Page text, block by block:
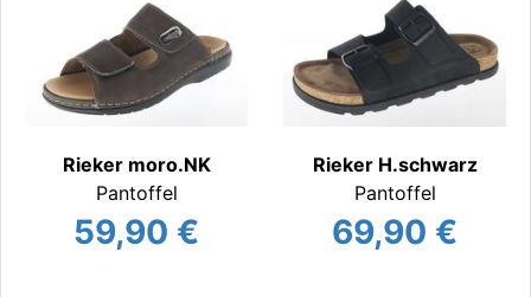
Rieker moro.NK
Pantoffel
59,90 €
Rieker H.schwarz
Pantoffel
69,90 €